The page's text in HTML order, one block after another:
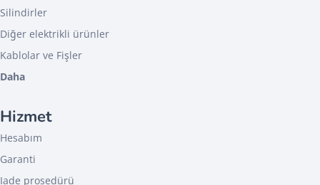
Silindirler
Diğer elektrikli ürünler
Kablolar ve Fişler
Daha
Hizmet
Hesabım
Garanti
Iade prosedürü